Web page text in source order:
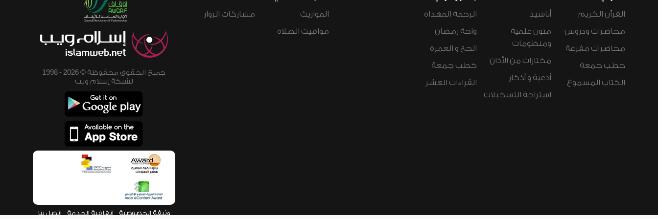
القرآن الكريم
محاضرات ودروس
محاضرات مفرغة
خطب جمعة
الكتاب المسموع
أناشيد
متون علمية
ومنظومات
مختارات من الأذان
أدعية و أذكار
استراحة التسجيلات
الرحمة المهداة
واحة رمضان
الحج و العمرة
خطب جمعة
القراءات العشر
المواريث
مواقيت الصلاة
مشاركات الزوار
جميع الحقوق محفوظة © 2026 - 1998
لشبكة إسلام ويب
وثيقة الخصوصية اتفاقية الخدمة اتصل بنا